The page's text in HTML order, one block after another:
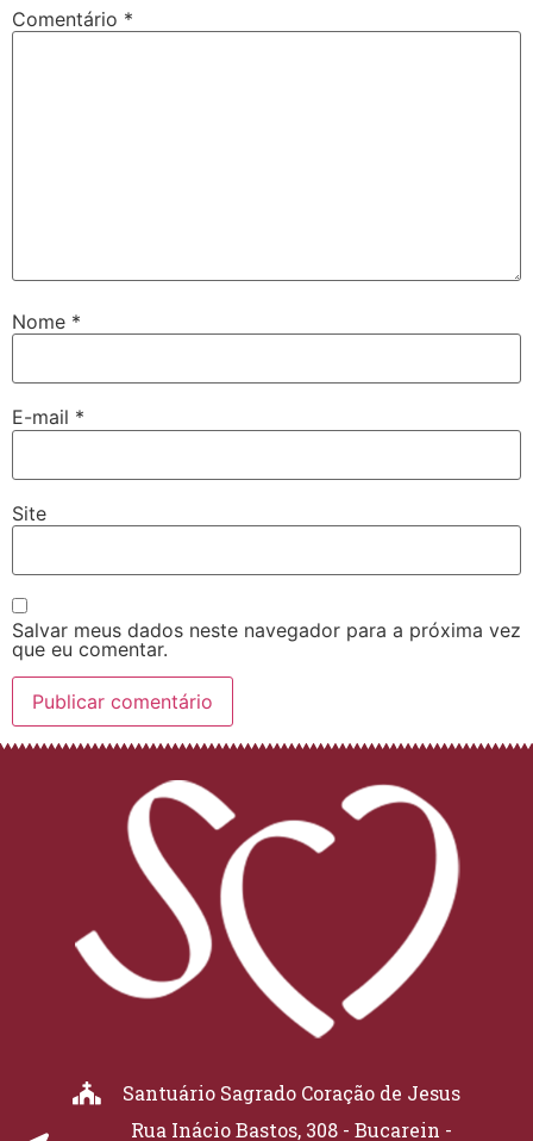
Comentário *
Nome *
E-mail *
Site
Salvar meus dados neste navegador para a próxima vez
que eu comentar.
Santuário Sagrado Coração de Jesus
Rua Inácio Bastos, 308 - Bucarein -